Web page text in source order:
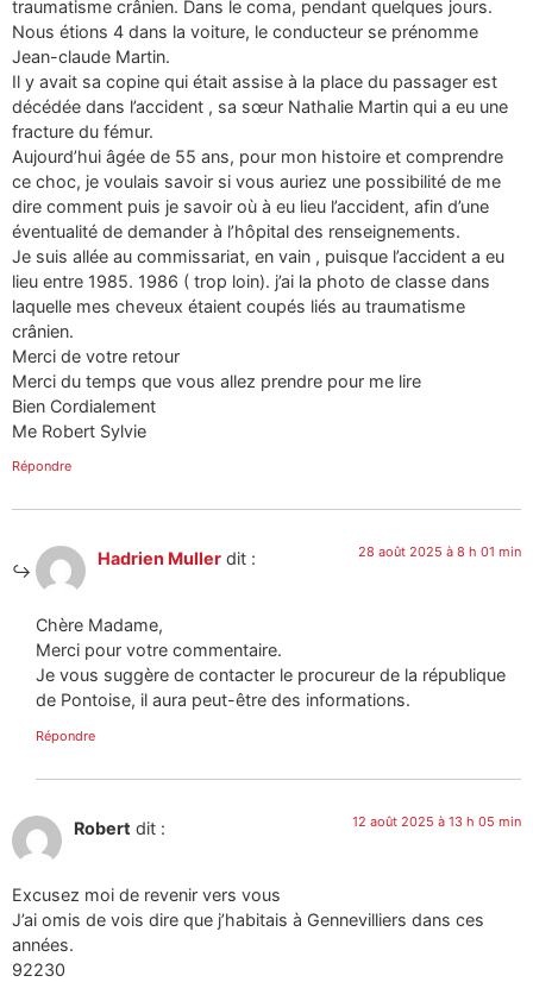
traumatisme crânien. Dans le coma, pendant quelques jours.
Nous étions 4 dans la voiture, le conducteur se prénomme
Jean-claude Martin.
Il y avait sa copine qui était assise à la place du passager est
décédée dans l’accident , sa sœur Nathalie Martin qui a eu une
fracture du fémur.
Aujourd’hui âgée de 55 ans, pour mon histoire et comprendre
ce choc, je voulais savoir si vous auriez une possibilité de me
dire comment puis je savoir où à eu lieu l’accident, afin d’une
éventualité de demander à l’hôpital des renseignements.
Je suis allée au commissariat, en vain , puisque l’accident a eu
lieu entre 1985. 1986 ( trop loin). j’ai la photo de classe dans
laquelle mes cheveux étaient coupés liés au traumatisme
crânien.
Merci de votre retour
Merci du temps que vous allez prendre pour me lire
Bien Cordialement
Me Robert Sylvie
Répondre
Hadrien Muller dit : 28 août 2025 à 8 h 01 min
Chère Madame,
Merci pour votre commentaire.
Je vous suggère de contacter le procureur de la république
de Pontoise, il aura peut-être des informations.
Répondre
Robert dit : 12 août 2025 à 13 h 05 min
Excusez moi de revenir vers vous
J’ai omis de vois dire que j’habitais à Gennevilliers dans ces
années.
92230